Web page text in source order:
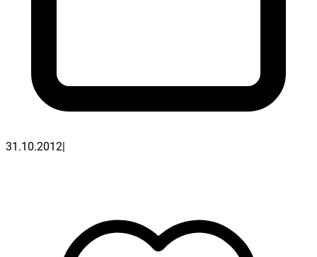
31.10.2012|